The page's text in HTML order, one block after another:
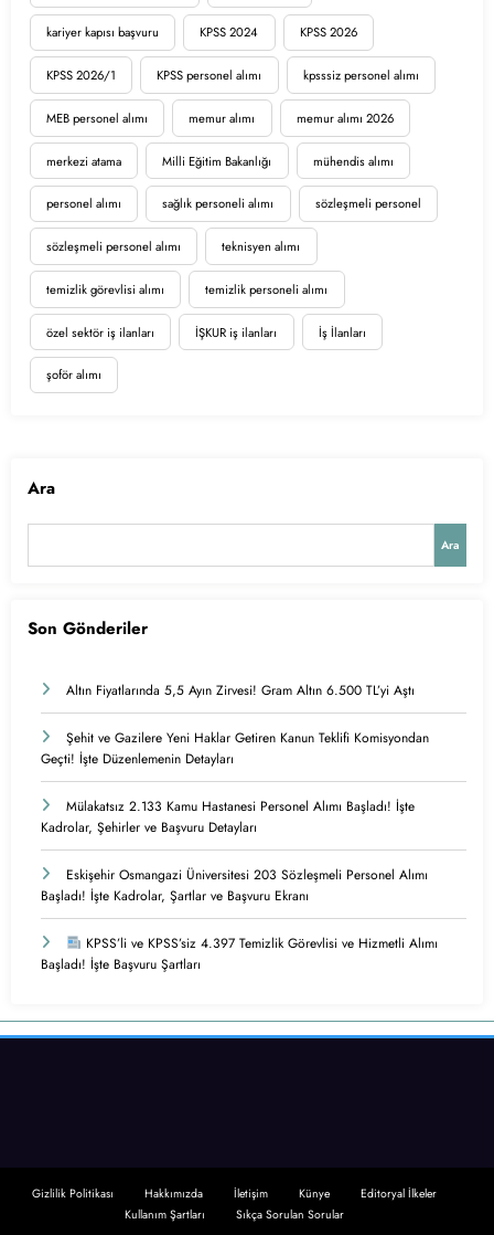
kariyer kapısı başvuru KPSS 2024 KPSS 2026
KPSS 2026/1 KPSS personel alımı kpsssiz personel alımı
MEB personel alımı memur alımı memur alımı 2026
merkezi atama Milli Eğitim Bakanlığı mühendis alımı
personel alımı sağlık personeli alımı sözleşmeli personel
sözleşmeli personel alımı teknisyen alımı
temizlik görevlisi alımı temizlik personeli alımı
özel sektör iş ilanları İŞKUR iş ilanları İş İlanları
şoför alımı
Ara
Ara
Son Gönderiler
Altın Fiyatlarında 5,5 Ayın Zirvesi! Gram Altın 6.500 TL’yi Aştı
Şehit ve Gazilere Yeni Haklar Getiren Kanun Teklifi Komisyondan
Geçti! İşte Düzenlemenin Detayları
Mülakatsız 2.133 Kamu Hastanesi Personel Alımı Başladı! İşte
Kadrolar, Şehirler ve Başvuru Detayları
Eskişehir Osmangazi Üniversitesi 203 Sözleşmeli Personel Alımı
Başladı! İşte Kadrolar, Şartlar ve Başvuru Ekranı
KPSS’li ve KPSS’siz 4.397 Temizlik Görevlisi ve Hizmetli Alımı
Başladı! İşte Başvuru Şartları
Gizlilik Politikası Hakkımızda İletişim Künye
Editoryal İlkeler
Kullanım Şartları
Sıkça Sorulan Sorular